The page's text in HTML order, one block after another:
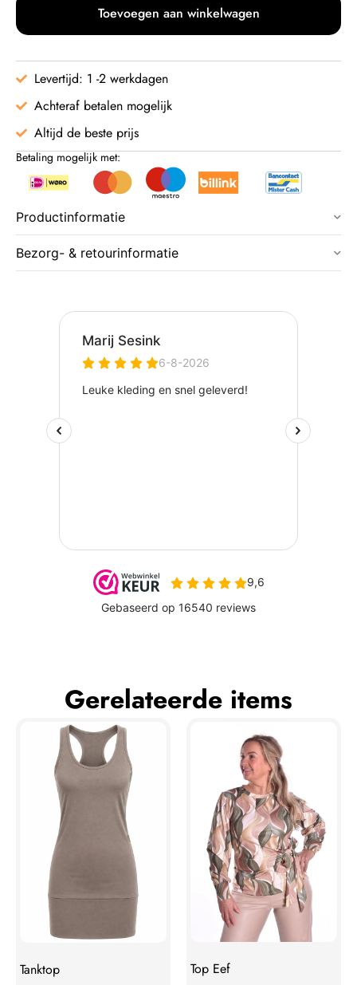
Toevoegen aan winkelwagen
Levertijd: 1 -2 werkdagen
Achteraf betalen mogelijk
Altijd de beste prijs
Betaling mogelijk met:
Productinformatie
Bezorg- & retourinformatie
Gerelateerde items
Tanktop
Top Eef